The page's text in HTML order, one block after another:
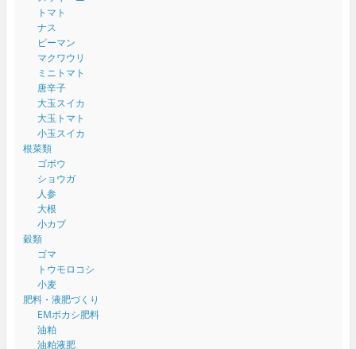
トマト
ナス
ピーマン
マクワウリ
ミニトマト
唐辛子
大玉スイカ
大玉トマト
小玉スイカ
根菜類
ゴボウ
ショウガ
人参
大根
小カブ
穀類
ゴマ
トウモロコシ
小麦
肥料・液肥づくり
EMボカシ肥料
油粕
油粕液肥